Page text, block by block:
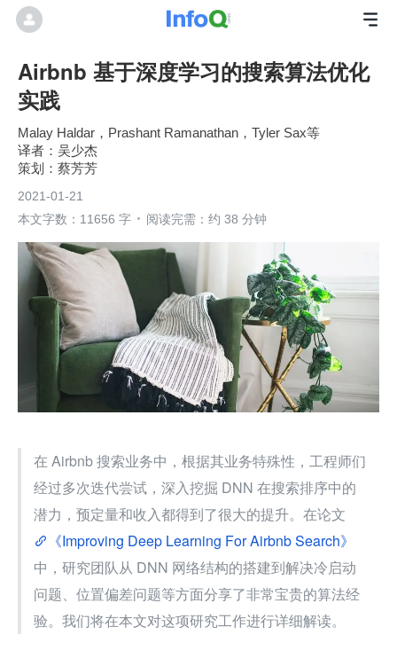
Airbnb 基于深度学习的搜索算法优化
实践
Malay Haldar，Prashant Ramanathan，Tyler Sax等
吴少杰
蔡芳芳
2021-01-21
本文字数：11656 字
阅读完需：约 38 分钟
在 Airbnb 搜索业务中，根据其业务特殊性，工程师们
经过多次迭代尝试，深入挖掘 DNN 在搜索排序中的
潜力，预定量和收入都得到了很大的提升。在论文
《Improving Deep Learning For Airbnb Search》
中，研究团队从 DNN 网络结构的搭建到解决冷启动
问题、位置偏差问题等方面分享了非常宝贵的算法经
验。我们将在本文对这项研究工作进行详细解读。